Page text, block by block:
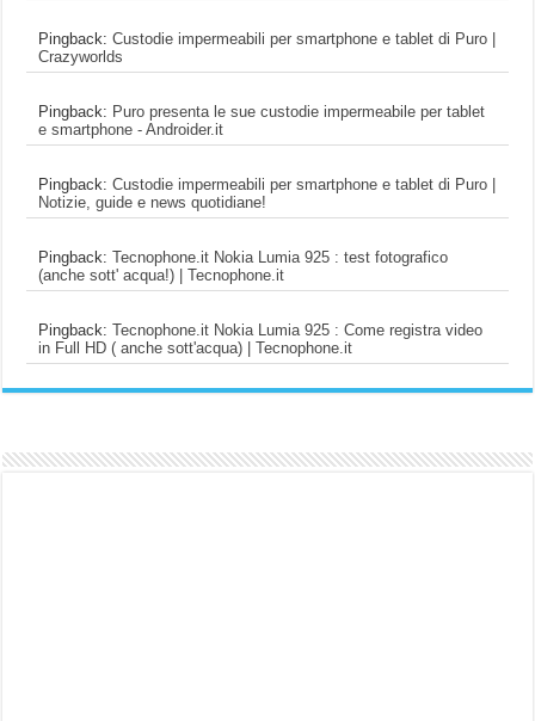
Pingback:Custodie impermeabili per smartphone e tablet di Puro |
Crazyworlds
Pingback: Puro presenta le sue custodie impermeabile per tablet
e smartphone - Androider.it
Pingback:Custodie impermeabili per smartphone e tablet di Puro |
Notizie, guide e news quotidiane!
Pingback:Tecnophone.it Nokia Lumia 925 : test fotografico
(anche sott' acqua!) | Tecnophone.it
Pingback:Tecnophone.it Nokia Lumia 925 : Come registra video
in Full HD ( anche sott'acqua) | Tecnophone.it